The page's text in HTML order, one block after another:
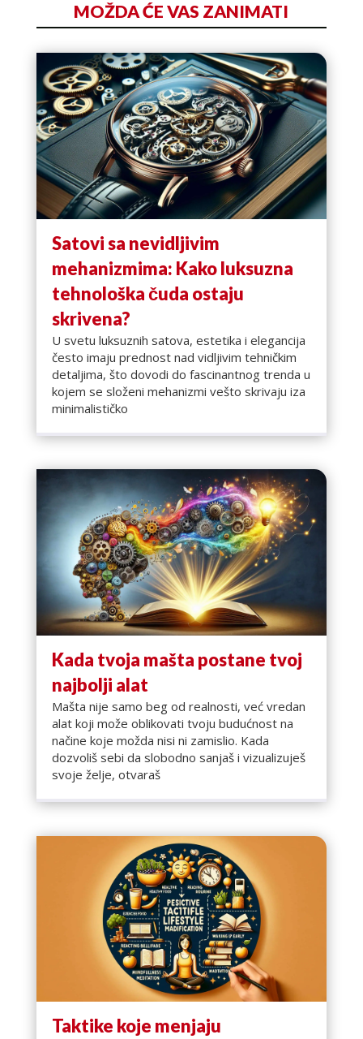
MOŽDA ĆE VAS ZANIMATI
Satovi sa nevidljivim
mehanizmima: Kako luksuzna
tehnološka čuda ostaju
skrivena?
U svetu luksuznih satova, estetika i elegancija
često imaju prednost nad vidljivim tehničkim
detaljima, što dovodi do fascinantnog trenda u
kojem se složeni mehanizmi vešto skrivaju iza
minimalističko
Kada tvoja mašta postane tvoj
najbolji alat
Mašta nije samo beg od realnosti, već vredan
alat koji može oblikovati tvoju budućnost na
načine koje možda nisi ni zamislio. Kada
dozvoliš sebi da slobodno sanjaš i vizualizuješ
svoje želje, otvaraš
Taktike koje menjaju